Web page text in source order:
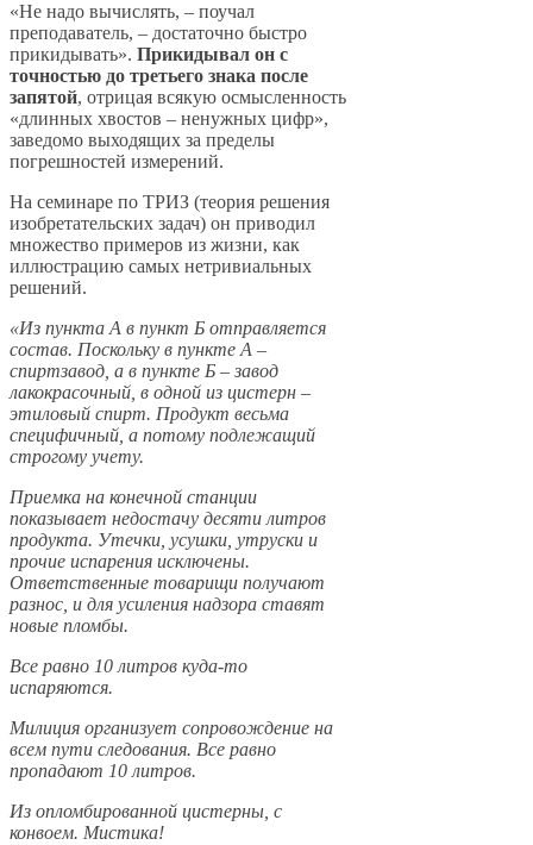
«Не надо вычислять, – поучал
преподаватель, – достаточно быстро
прикидывать». Прикидывал он с
точностью до третьего знака после
запятой, отрицая всякую осмысленность
«длинных хвостов – ненужных цифр»,
заведомо выходящих за пределы
погрешностей измерений.
На семинаре по ТРИЗ (теория решения
изобретательских задач) он приводил
множество примеров из жизни, как
иллюстрацию самых нетривиальных
решений.
«Из пункта А в пункт Б отправляется
состав. Поскольку в пункте А –
спиртзавод, а в пункте Б – завод
лакокрасочный, в одной из цистерн –
этиловый спирт. Продукт весьма
специфичный, а потому подлежащий
строгому учету.
Приемка на конечной станции
показывает недостачу десяти литров
продукта. Утечки, усушки, утруски и
прочие испарения исключены.
Ответственные товарищи получают
разнос, и для усиления надзора ставят
новые пломбы.
Все равно 10 литров куда-то
испаряются.
Милиция организует сопровождение на
всем пути следования. Все равно
пропадают 10 литров.
Из опломбированной цистерны, с
конвоем. Мистика!